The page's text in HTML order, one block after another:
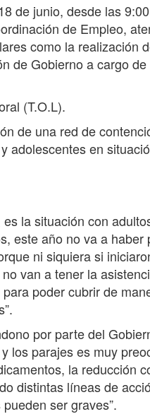
de junio, desde las
de Empleo,
como la realización
de Gobierno a cargo
(T.O.L).
de una red de
adolescentes en
la situación con
este año no va a haber
ni siquiera si
van a tener la
poder cubrir de
por parte del
los parajes es muy
la reducción
distintas líneas de
ser graves”.